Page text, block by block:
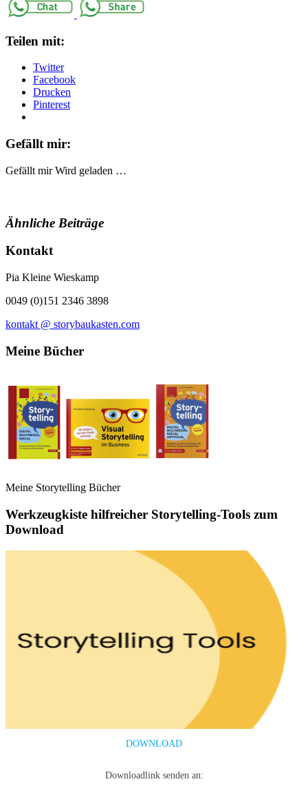
Teilen mit:
Twitter
Facebook
Drucken
Pinterest
Gefällt mir:
Gefällt mir Wird geladen …
Ähnliche Beiträge
Kontakt
Pia Kleine Wieskamp
0049 (0)151 2346 3898
kontakt @ storybaukasten.com
Meine Bücher
Meine Storytelling Bücher
Werkzeugkiste hilfreicher Storytelling-Tools zum
Download
DOWNLOAD
Downloadlink senden an: